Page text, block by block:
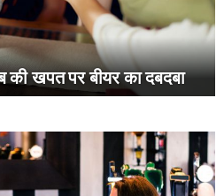
की खपत पर बीयर का दबदबा